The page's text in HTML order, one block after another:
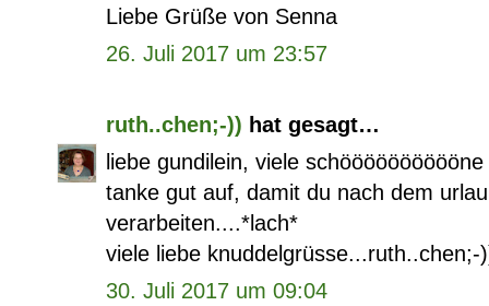
Liebe Grüße von Senna
26. Juli 2017 um 23:57
ruth..chen;-)) hat gesagt…
liebe gundilein, viele
tanke gut auf, damit du nach dem
verarbeiten....*lach*
viele liebe knuddelgrüsse...ruth..chen;-
30. Juli 2017 um 09:04